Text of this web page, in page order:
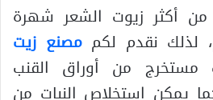
أكثر زيوت الشعر شهرة
لذلك نقدم لكممصنع زيت
من أوراق القنب
يمكن استخلاص النبات من